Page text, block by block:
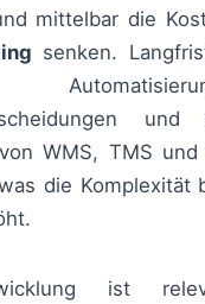
mittelbar die
senken.
WMS, TMS und
die Komplexität
ist